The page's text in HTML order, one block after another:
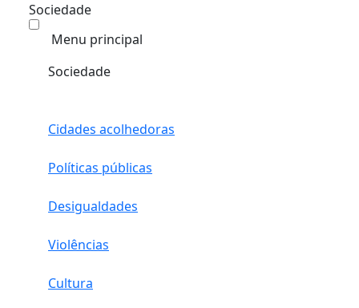
Sociedade
Menu principal
Sociedade
Cidades acolhedoras
Políticas públicas
Desigualdades
Violências
Cultura